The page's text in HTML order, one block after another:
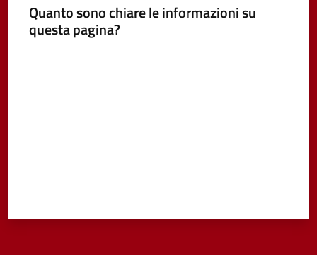
Quanto sono chiare le informazioni su
questa pagina?